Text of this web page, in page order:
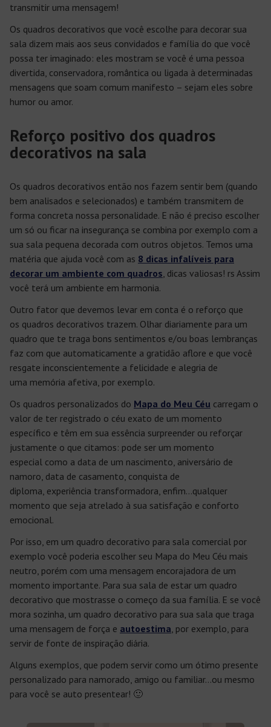
transmitir uma mensagem!
Os quadros decorativos que você escolhe para decorar sua
sala dizem mais aos seus convidados e família do que você
possa ter imaginado: eles mostram se você é uma pessoa
divertida, conservadora, romântica ou ligada à determinadas
mensagens que soam comum manifesto – sejam eles sobre
humor ou amor.
Reforço positivo dos quadros
decorativos na sala
Os quadros decorativos então nos fazem sentir bem (quando
bem analisados e selecionados) e também transmitem de
forma concreta nossa personalidade. E não é preciso escolher
um só ou ficar na insegurança se combina por exemplo com a
sua sala pequena decorada com outros objetos. Temos uma
matéria que ajuda você com as 8 dicas infalíveis para
decorar um ambiente com quadros, dicas valiosas! rs Assim
você terá um ambiente em harmonia.
Outro fator que devemos levar em conta é o reforço que
os quadros decorativos trazem. Olhar diariamente para um
quadro que te traga bons sentimentos e/ou boas lembranças
faz com que automaticamente a gratidão aflore e que você
resgate inconscientemente a felicidade e alegria de
uma memória afetiva, por exemplo.
Os quadros personalizados do Mapa do Meu Céu carregam o
valor de ter registrado o céu exato de um momento
específico e têm em sua essência surpreender ou reforçar
justamente o que citamos: pode ser um momento
especial como a data de um nascimento, aniversário de
namoro, data de casamento, conquista de
diploma, experiência transformadora, enfim…qualquer
momento que seja atrelado à sua satisfação e conforto
emocional.
Por isso, em um quadro decorativo para sala comercial por
exemplo você poderia escolher seu Mapa do Meu Céu mais
neutro, porém com uma mensagem encorajadora de um
momento importante. Para sua sala de estar um quadro
decorativo que mostrasse o começo da sua família. E se você
mora sozinha, um quadro decorativo para sua sala que traga
uma mensagem de força e autoestima, por exemplo, para
servir de fonte de inspiração diária.
Alguns exemplos, que podem servir como um ótimo presente
personalizado para namorado, amigo ou familiar…ou mesmo
para você se auto presentear! 🙂